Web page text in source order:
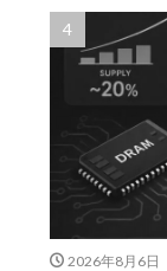
2026年8月6日